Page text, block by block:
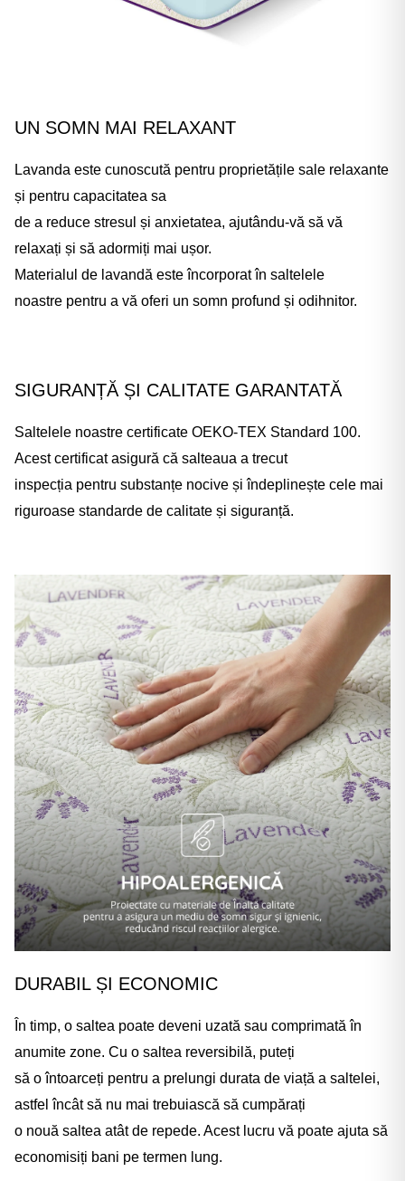
UN SOMN MAI RELAXANT
Lavanda este cunoscută pentru proprietățile sale relaxante
și pentru capacitatea sa
de a reduce stresul și anxietatea, ajutându-vă să vă
relaxați și să adormiți mai ușor.
Materialul de lavandă este încorporat în saltelele
noastre pentru a vă oferi un somn profund și odihnitor.
SIGURANȚĂ ȘI CALITATE GARANTATĂ
Saltelele noastre certificate OEKO-TEX Standard 100.
Acest certificat asigură că salteaua a trecut
inspecția pentru substanțe nocive și îndeplinește cele mai
riguroase standarde de calitate și siguranță.
DURABIL ȘI ECONOMIC
În timp, o saltea poate deveni uzată sau comprimată în
anumite zone. Cu o saltea reversibilă, puteți
să o întoarceți pentru a prelungi durata de viață a saltelei,
astfel încât să nu mai trebuiască să cumpărați
o nouă saltea atât de repede. Acest lucru vă poate ajuta să
economisiți bani pe termen lung.